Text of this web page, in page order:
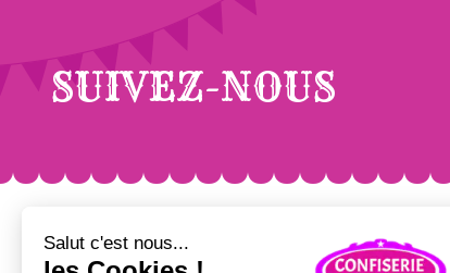
SUIVEZ-NOUS
FÊTE FORAINE POP CORN/ GRANITÉS